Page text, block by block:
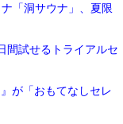
「洞サウナ」、夏限
間試せるトライアルセ
が「おもてなしセレ